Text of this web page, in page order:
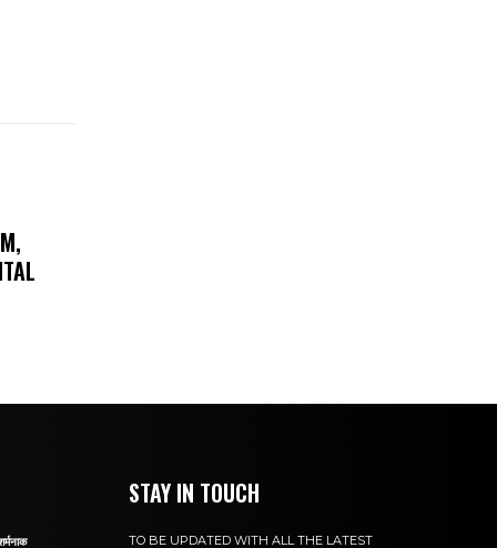
STAY IN TOUCH
TO BE UPDATED WITH ALL THE LATEST